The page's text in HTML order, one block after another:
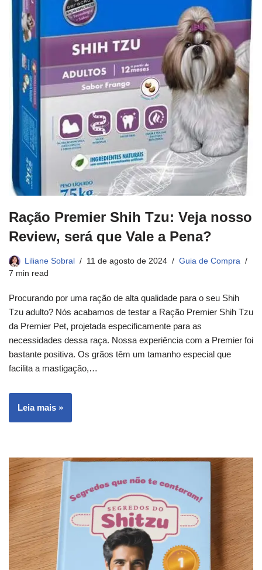
Ração Premier Shih Tzu: Veja nosso
Review, será que Vale a Pena?
Liliane Sobral 11 de agosto de 2024
Guia de Compra
7 min read
Procurando por uma ração de alta qualidade para o seu Shih
Tzu adulto? Nós acabamos de testar a Ração Premier Shih Tzu
da Premier Pet, projetada especificamente para as
necessidades dessa raça. Nossa experiência com a Premier foi
bastante positiva. Os grãos têm um tamanho especial que
facilita a mastigação,…
Leia mais »